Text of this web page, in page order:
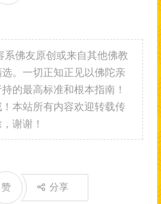
佛友原创或来自其他佛教
。一切正知正见以佛陀亲
的最高标准和根本指南！
本站所有内容欢迎转载传
谢谢！
分享
赞